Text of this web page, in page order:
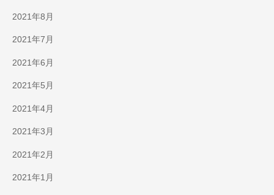
2021年8月
2021年7月
2021年6月
2021年5月
2021年4月
2021年3月
2021年2月
2021年1月